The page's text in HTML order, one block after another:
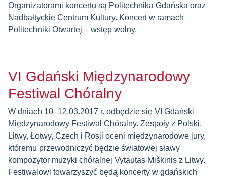
Organizatorami koncertu są Politechnika Gdańska oraz
Nadbałtyckie Centrum Kultury. Koncert w ramach
Politechniki Otwartej – wstęp wolny.
VI Gdański Międzynarodowy
Festiwal Chóralny
W dniach 10–12.03.2017 r. odbędzie się VI Gdański
Międzynarodowy Festiwal Chóralny. Zespoły z Polski,
Litwy, Łotwy, Czech i Rosji oceni międzynarodowe jury,
któremu przewodniczyć będzie światowej sławy
kompozytor muzyki chóralnej Vytautas Miškinis z Litwy.
Festiwalowi towarzyszyć będą koncerty w gdańskich